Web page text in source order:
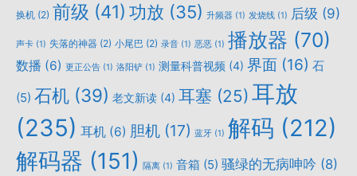
换机 (2) 前级 (41) 功放 (35) 升频器 (1) 发烧线 (1) 后级 (9)
声卡 (1) 失落的神器 (2) 小尾巴 (2) 录音 (1) 恶恶 (1) 播放器 (70)
数播 (6) 更正公告 (1) 洛阳铲 (1) 测量科普视频 (4) 界面 (16) 石
(5) 石机 (39) 老文新读 (4) 耳塞 (25) 耳放
(235) 耳机 (6) 胆机 (17) 蓝牙 (1) 解码 (212)
解码器 (151) 隔离 (1) 音箱 (5) 骚绿的无病呻吟 (8)